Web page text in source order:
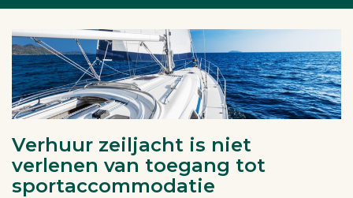
Verhuur zeiljacht is niet
verlenen van toegang tot
sportaccommodatie